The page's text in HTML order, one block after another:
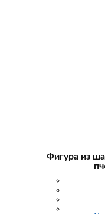
Фигура из